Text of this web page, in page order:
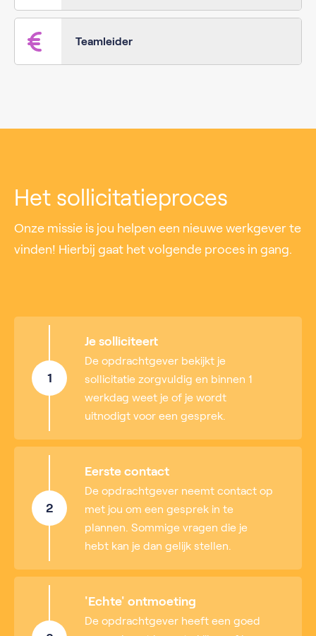
Teamleider
Het sollicitatieproces
Onze missie is jou helpen een nieuwe werkgever te
vinden! Hierbij gaat het volgende proces in gang.
1
Je solliciteert
De opdrachtgever bekijkt je
sollicitatie zorgvuldig en binnen 1
werkdag weet je of je wordt
uitnodigt voor een gesprek.
2
Eerste contact
De opdrachtgever neemt contact op
met jou om een gesprek in te
plannen. Sommige vragen die je
hebt kan je dan gelijk stellen.
'Echte' ontmoeting
De opdrachtgever heeft een goed